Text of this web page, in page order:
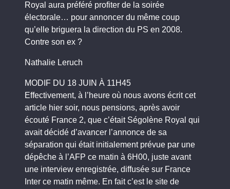
Royal aura préféré profiter de la soirée
électorale… pour annoncer du même coup
qu’elle briguera la direction du PS en 2008.
Contre son ex ?
Nathalie Leruch
MODIF DU 18 JUIN À 11H45
Effectivement, à l’heure où nous avons écrit cet
article hier soir, nous pensions, après avoir
écouté France 2, que c’était Ségolène Royal qui
avait décidé d’avancer l’annonce de sa
séparation qui était initialement prévue par une
dépêche à l’AFP ce matin à 6H00, juste avant
une interview enregistrée, diffusée sur France
Inter ce matin même. En fait c’est le site de